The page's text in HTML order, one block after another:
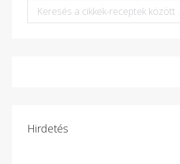
Keresés:
Hirdetés